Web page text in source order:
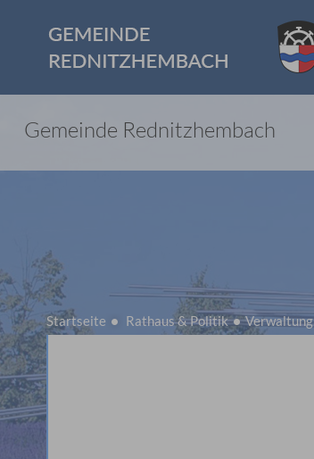
Gemeinde Rednitzhembach
Startseite Rathaus & Politik Verwaltung